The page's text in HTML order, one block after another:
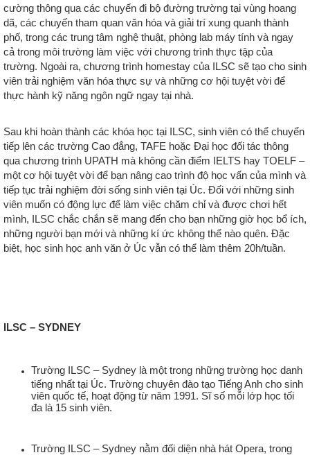
cường thông qua các chuyến đi bộ đường trường tại vùng hoang
dã, các chuyến tham quan văn hóa và giải trí xung quanh thành
phố, trong các trung tâm nghệ thuật, phòng lab máy tính và ngay
cả trong môi trường làm việc với chương trình thực tập của
trường. Ngoài ra, chương trình homestay của ILSC sẽ tạo cho sinh
viên trải nghiệm văn hóa thực sự và những cơ hội tuyệt vời để
thực hành kỹ năng ngôn ngữ ngay tại nhà.
Sau khi hoàn thành các khóa học tại ILSC, sinh viên có thể chuyển
tiếp lên các trường Cao đẳng, TAFE hoặc Đại học đối tác thông
qua chương trình UPATH mà không cần điểm IELTS hay TOELF –
một cơ hội tuyệt vời để bạn nâng cao trình độ học vấn của mình và
tiếp tục trải nghiệm đời sống sinh viên tại Úc. Đối với những sinh
viên muốn có động lực để làm việc chăm chỉ và được chơi hết
mình, ILSC chắc chắn sẽ mang đến cho bạn những giờ học bổ ích,
những người bạn mới và những kí ức không thể nào quên. Đặc
biệt, học sinh học anh văn ở Úc vẫn có thể làm thêm 20h/tuần.
ILSC – SYDNEY
Trường ILSC – Sydney là một trong những trường học danh
tiếng nhất tại Úc. Trường chuyên đào tạo Tiếng Anh cho sinh
viên quốc tế, hoạt động từ năm 1991. Sĩ số mỗi lớp học tối
đa là 15 sinh viên.
Trường ILSC – Sydney nằm đối diện nhà hát Opera, trong